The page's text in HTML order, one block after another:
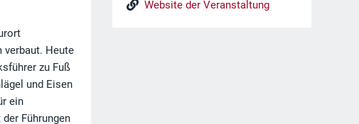
verbaut. Heute
zu Fuß
und Eisen
ein
Führungen
Website der Veranstaltung